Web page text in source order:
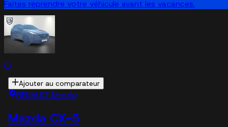
Faites reprendre votre véhicule avant les vacances.
Ajouter au comparateur
RENAULT Merzig
Mazda CX-5